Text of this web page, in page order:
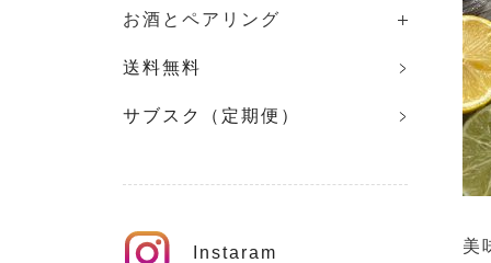
お酒とペアリング
送料無料
サブスク（定期便）
Instaram
美